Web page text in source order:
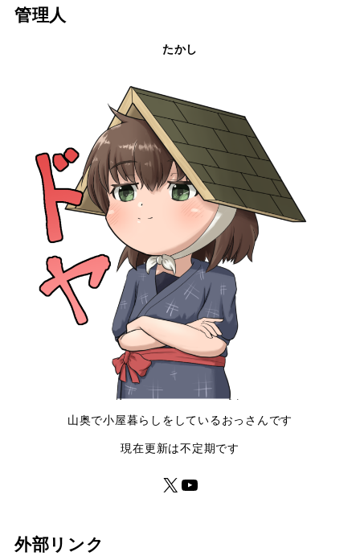
管理人
たかし
山奥で小屋暮らしをしているおっさんです
現在更新は不定期です
外部リンク